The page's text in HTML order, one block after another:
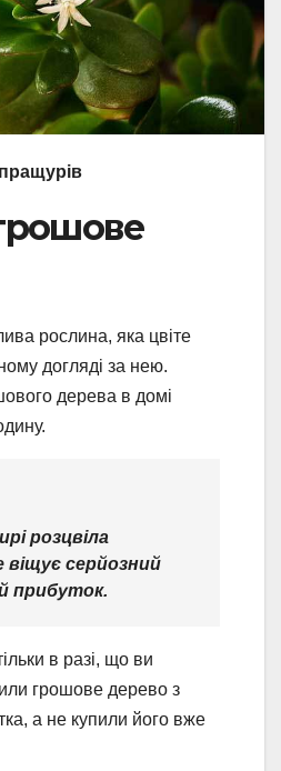
рослина, яка цвіте
догляді за нею.
дерева в домі
розцвіла
серйозний
прибуток.
в разі, що ви
грошове дерево з
а не купили його вже